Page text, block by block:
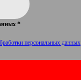
*
персональных данных